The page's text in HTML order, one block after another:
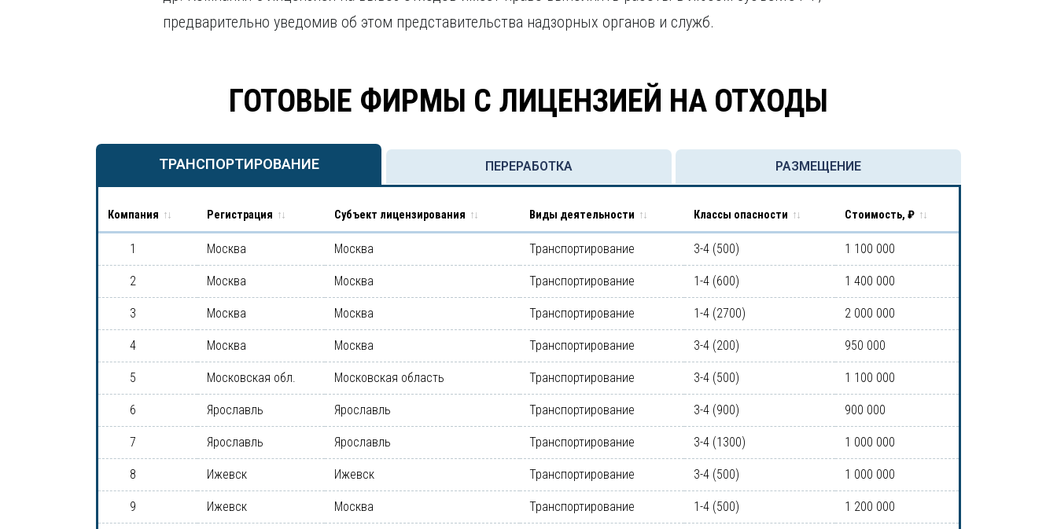
предварительно уведомив об этом представительства надзорных органов и служб.
ГОТОВЫЕ ФИРМЫ С ЛИЦЕНЗИЕЙ НА ОТХОДЫ
ТРАНСПОРТИРОВАНИЕ ПЕРЕРАБОТКА РАЗМЕЩЕНИЕ
Компания Регистрация Субъект лицензирования Виды деятельности Классы опасности Стоимость, ₽
1 Москва Москва Транспортирование 3-4 (500) 1 100 000
2 Москва Москва Транспортирование 1-4 (600) 1 400 000
3 Москва Москва Транспортирование 1-4 (2700) 2 000 000
4 Москва Москва Транспортирование 3-4 (200) 950 000
5 Московская обл. Московская область Транспортирование 3-4 (500) 1 100 000
6 Ярославль Ярославль Транспортирование 3-4 (900) 900 000
7 Ярославль Ярославль Транспортирование 3-4 (1300) 1 000 000
8 Ижевск Ижевск Транспортирование 3-4 (500) 1 000 000
9 Ижевск Москва Транспортирование 1-4 (500) 1 200 000